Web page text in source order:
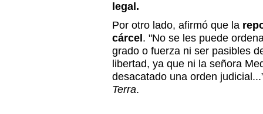
legal.
Por otro lado, afirmó que la
cárcel . "No se les puede
grado o fuerza ni ser pasibles
libertad, ya que ni la señora
desacatado una orden
Terra.